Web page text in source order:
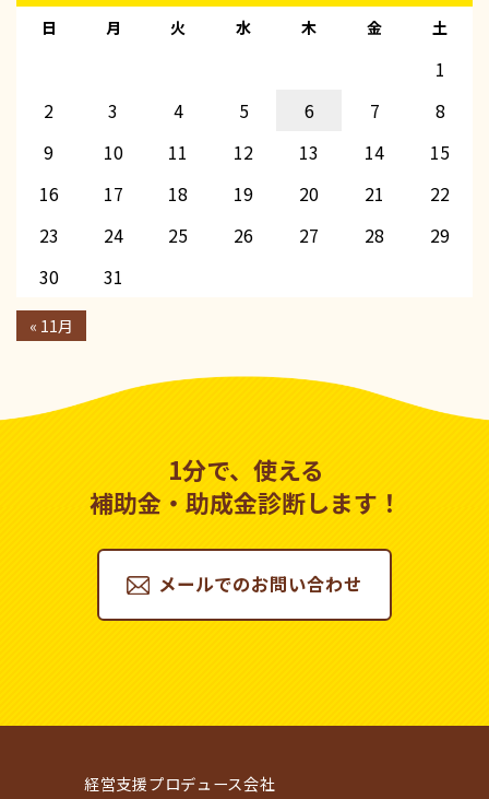
日
月 火 水 木 金 土
1
2
3 4 5 6 7
8
9
10 11 12 13 14
15
16
17 18 19 20 21
22
23
24 25 26 27 28
29
30
31
« 11月
1分で、使える
補助金・助成金診断します！
メールでのお問い合わせ
経営支援プロデュース会社